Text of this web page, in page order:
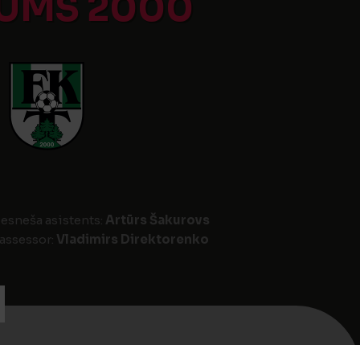
asistents: Artūrs Šakurovs
Vladimirs Direktorenko